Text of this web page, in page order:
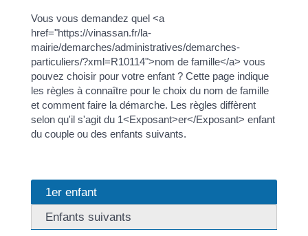
Vous vous demandez quel <a
href="https://vinassan.fr/la-
mairie/demarches/administratives/demarches-
particuliers/?xml=R10114">nom de famille</a> vous
pouvez choisir pour votre enfant ? Cette page indique
les règles à connaître pour le choix du nom de famille
et comment faire la démarche. Les règles diffèrent
selon qu'il s'agit du 1<Exposant>er</Exposant> enfant
du couple ou des enfants suivants.
1er enfant
Enfants suivants